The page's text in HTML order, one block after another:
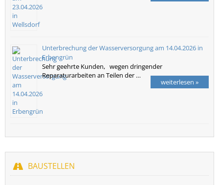
Unterbrechung der Wasserversorgung am 14.04.2026 in
Erbengrün
Sehr geehrte Kunden, wegen dringender
Reparaturarbeiten an Teilen der …
weiterlesen »
BAUSTELLEN